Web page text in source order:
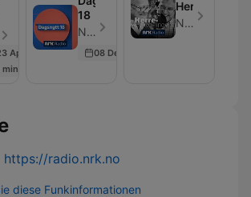
Apr 2024
min
18
NRK - Folge 3
08 Dec 2025
NRK
https://radio.nrk.no
diese Funkinformationen